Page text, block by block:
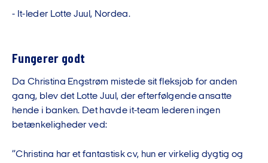
- t- eder Lotte Juu , Nordea.
Fungerer godt
Da Christina Engstrøm mistede sit fleksjob for anden
gang, blev det Lotte Juul, der efterfølgende ansatte
hende i banken. Det havde it-team lederen ingen
betænkeligheder ved:
”Christina har et fantastisk cv, hun er virkelig dygtig og